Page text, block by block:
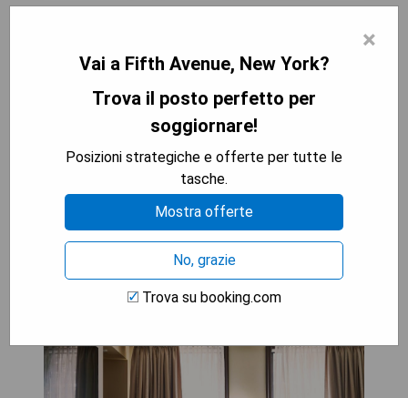
- Suites lussuose con vista panoramica sulla città
- Spa di lusso con trattamenti rilassanti
- Possibile rumore proveniente dalla strada
MOSTRA I PREZZI
Iroquois New York Times Square
×
Vai a Fifth Avenue, New York?
Trova il posto perfetto per
soggiornare!
Posizioni strategiche e offerte per tutte le
tasche.
Mostra offerte
No, grazie
Trova su booking.com